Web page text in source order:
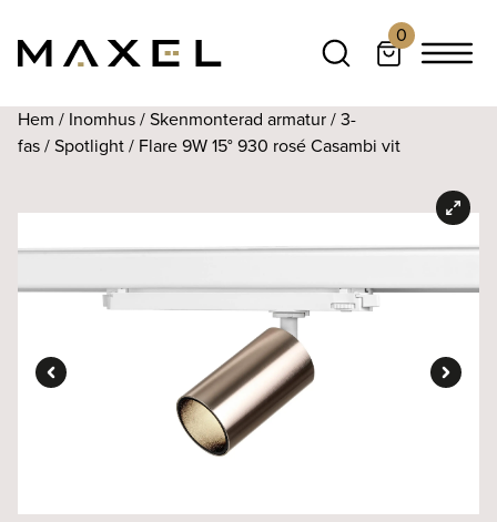
0
Hem / Inomhus/Skenmonterad armatur/3-
fas/Spotlight/ Flare 9W 15° 930 rosé Casambi vit